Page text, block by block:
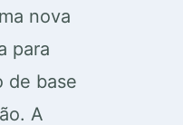
nova
para
de base
A